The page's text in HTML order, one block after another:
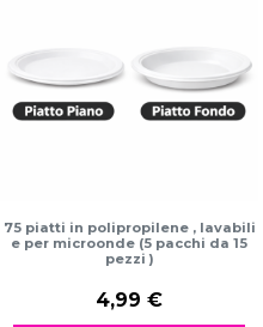
75 piatti in polipropilene , lavabili
e per microonde (5 pacchi da 15
pezzi )
4,99 €